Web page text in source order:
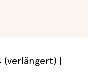
(verlängert) |